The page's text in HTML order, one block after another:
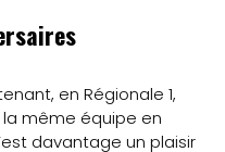
en Régionale 1,
même équipe en
davantage un plaisir